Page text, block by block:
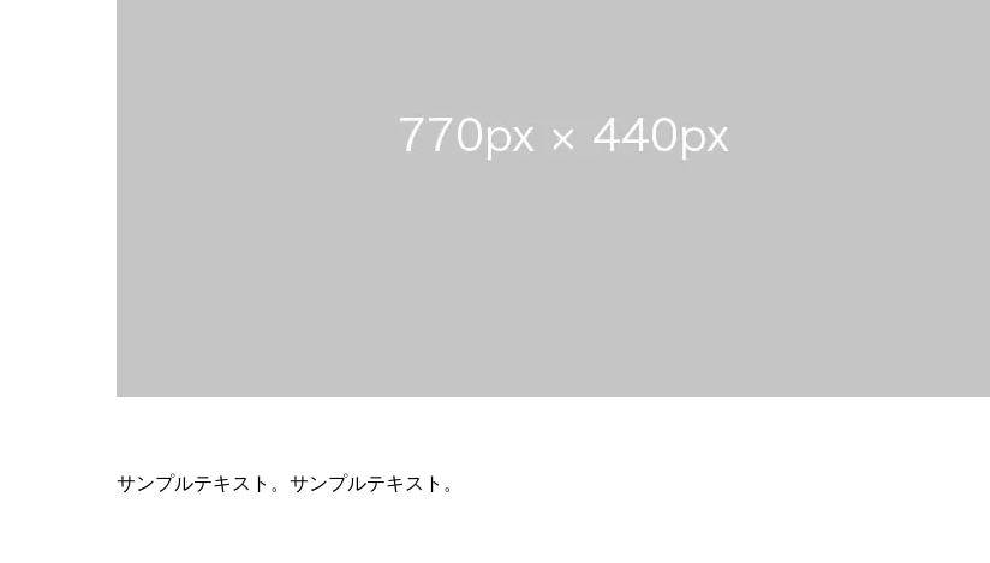
サンプルテキスト。サンプルテキスト。